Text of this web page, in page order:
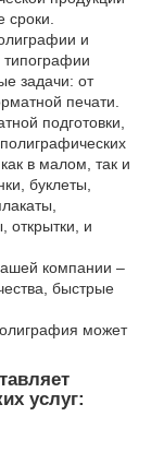
сроки.
и
задачи: от
печати.
подготовки,
в малом, так и
буклеты,
открытки, и
компании –
быстрые
может
услуг: